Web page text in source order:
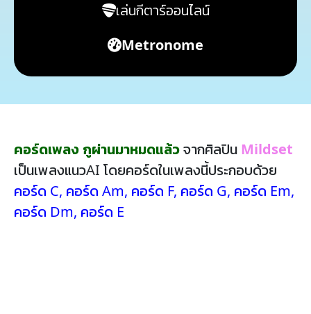
เล่นกีตาร์ออนไลน์
Metronome
คอร์ดเพลง กูผ่านมาหมดแล้วจากศิลปิน Mildset
เป็นเพลงแนวAI โดยคอร์ดในเพลงนี้ประกอบด้วย
คอร์ด C, คอร์ด Am, คอร์ด F, คอร์ด G, คอร์ด Em,
คอร์ด Dm, คอร์ด E